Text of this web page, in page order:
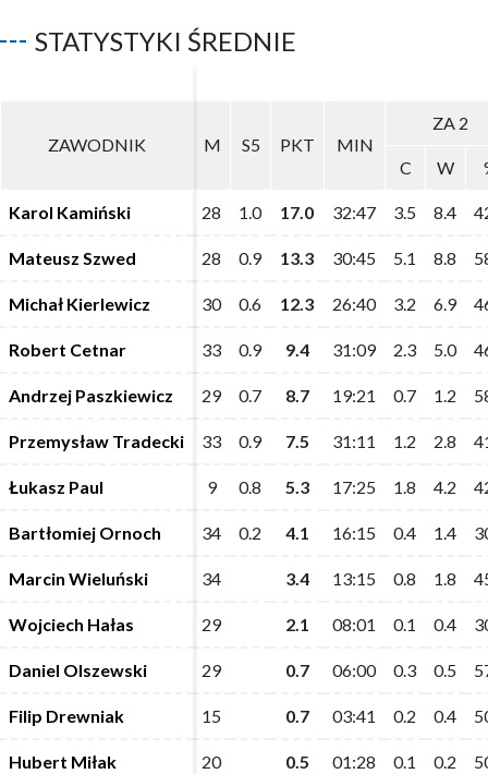
STATYSTYKI ŚREDNIE
ZAWODNIK M S5 PKT MIN
ZA 2
C W
Karol Kamiński 28 1.0 17.0 32:47 3.5 8.4
Mateusz Szwed 28 0.9 13.3 30:45 5.1 8.8
Michał Kierlewicz 30 0.6 12.3 26:40 3.2 6.9
Robert Cetnar 33 0.9 9.4 31:09 2.3 5.0
Andrzej Paszkiewicz 29 0.7 8.7 19:21 0.7 1.2
Przemysław Tradecki 33 0.9 7.5 31:11 1.2 2.8
Łukasz Paul 9 0.8 5.3 17:25 1.8 4.2
Bartłomiej Ornoch 34 0.2 4.1 16:15 0.4 1.4
Marcin Wieluński 34 3.4 13:15 0.8 1.8
Wojciech Hałas 29 2.1 08:01 0.1 0.4
Daniel Olszewski 29 0.7 06:00 0.3 0.5
Filip Drewniak 15 0.7 03:41 0.2 0.4
Hubert Miłak 20 0.5 01:28 0.1 0.2
ZAWODNIK M S5 PKT MIN
ZA 2
C W
Karol Kamiński 28 1.0 17.0 32:47 3.5 8.4
Mateusz Szwed 28 0.9 13.3 30:45 5.1 8.8
Michał Kierlewicz 30 0.6 12.3 26:40 3.2 6.9
Robert Cetnar 33 0.9 9.4 31:09 2.3 5.0
Andrzej Paszkiewicz 29 0.7 8.7 19:21 0.7 1.2
Przemysław Tradecki 33 0.9 7.5 31:11 1.2 2.8
Łukasz Paul 9 0.8 5.3 17:25 1.8 4.2
Bartłomiej Ornoch 34 0.2 4.1 16:15 0.4 1.4
Marcin Wieluński 34 3.4 13:15 0.8 1.8
Wojciech Hałas 29 2.1 08:01 0.1 0.4
Daniel Olszewski 29 0.7 06:00 0.3 0.5
Filip Drewniak 15 0.7 03:41 0.2 0.4
Hubert Miłak 20 0.5 01:28 0.1 0.2